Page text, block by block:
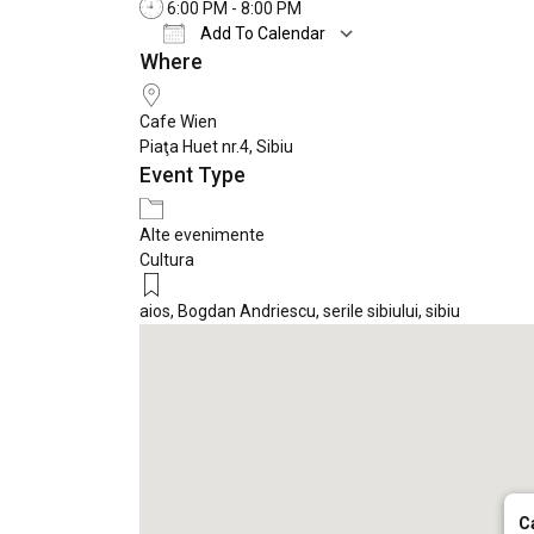
6:00 PM - 8:00 PM
Add To Calendar
Download ICS
Where
Cafe Wien
Piaţa Huet nr.4, Sibiu
Event Type
Alte evenimente
Cultura
aios, Bogdan Andriescu, serile sibiului, sibiu